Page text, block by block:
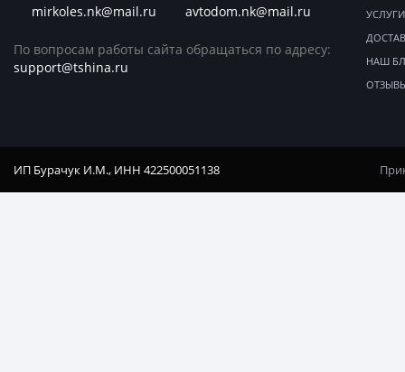
mirkoles.nk@mail.ru
avtodom.nk@mail.ru
По вопросам работы сайта обращаться по адресу:
support@tshina.ru
НАШ
ИП Бурачук И.М., ИНН 422500051138